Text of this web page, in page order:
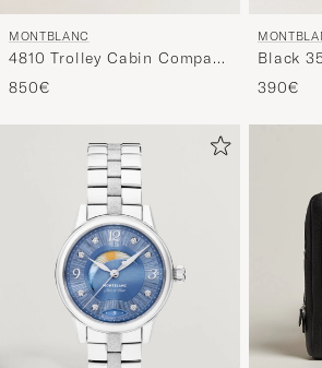
MONTBLANC
4810 Trolley Cabin Compact
Black
850€
Black
Black
390€